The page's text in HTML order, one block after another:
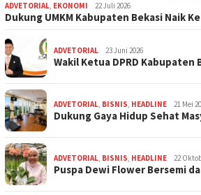
ADVETORIAL, EKONOMI 22 Juli 2026
Dukung UMKM Kabupaten Bekasi Naik
ADVETORIAL 23 Juni 2026
Wakil Ketua DPRD Kabupaten
ADVETORIAL, BISNIS, HEADLINE 21 Mei
Dukung Gaya Hidup Sehat
ADVETORIAL, BISNIS, HEADLINE 22
Puspa Dewi Flower Bersemi